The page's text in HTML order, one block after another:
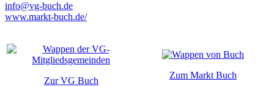
info@vg-buch.de
www.markt-buch.de/
Zur VG Buch
Zum Markt Buch